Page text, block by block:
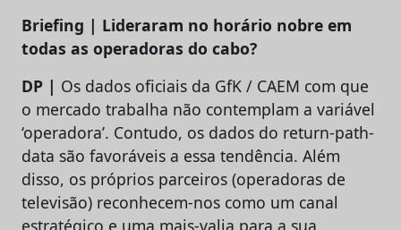
Briefing | Lideraram no horário nobre em
todas as operadoras do cabo?
DP | Os dados oficiais da GfK / CAEM com que
o mercado trabalha não contemplam a variável
‘operadora’. Contudo, os dados do return-path-
data são favoráveis a essa tendência. Além
disso, os próprios parceiros (operadoras de
televisão) reconhecem-nos como um canal